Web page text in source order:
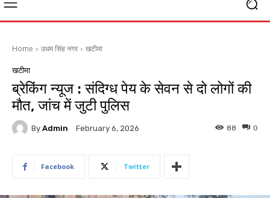
Home उधम सिंह नगर खटीमा
खटीमा
ब्रेकिंग न्यूज : संदिग्ध पेय के सेवन से दो लोगों की
मौत, जांच में जुटी पुलिस
By Admin February 6, 2026 0
88
Facebook Twitter